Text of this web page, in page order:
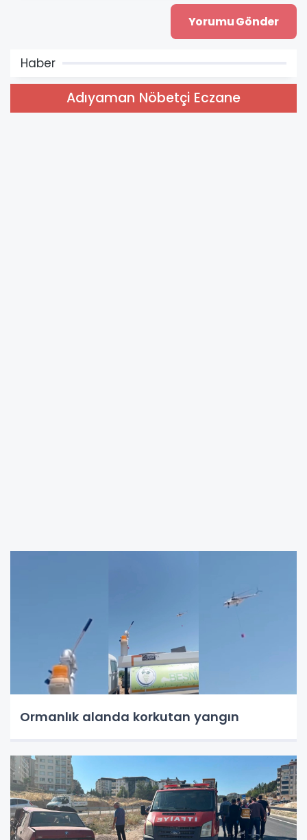
Haber
Adıyaman Nöbetçi Eczane
Ormanlık alanda korkutan yangın